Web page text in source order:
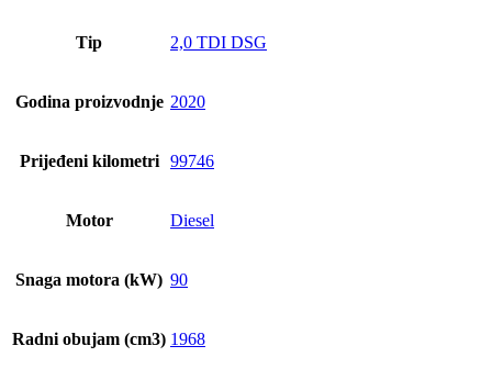
Tip 2,0 TDI DSG
Godina proizvodnje 2020
Prijeđeni kilometri 99746
Motor Diesel
Snaga motora (kW) 90
Radni obujam (cm3) 1968